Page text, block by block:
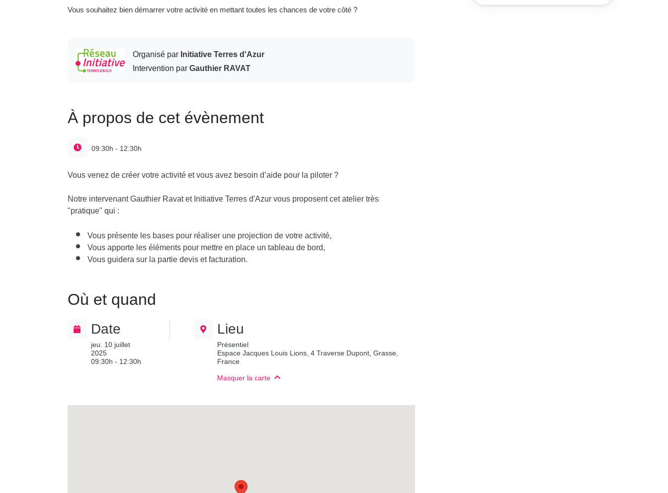
Vous souhaitez bien démarrer votre activité en mettant toutes les chances de votre côté ?
Organisé parInitiative Terres d'Azur
Intervention parGauthier RAVAT
À propos de cet évènement
09:30h - 12:30h
Vous venez de créer votre activité et vous avez besoin d’aide pour la piloter ?
Notre intervenant Gauthier Ravat et Initiative Terres d'Azur vous proposent cet atelier très
"pratique" qui :
Vous présente les bases pour réaliser une projection de votre activité,
Vous apporte les éléments pour mettre en place un tableau de bord,
Vous guidera sur la partie devis et facturation.
Où et quand
Date
jeu. 10 juillet
2025
09:30h - 12:30h
Lieu
Présentiel
Espace Jacques Louis Lions, 4 Traverse Dupont, Grasse,
France
Masquer la carte